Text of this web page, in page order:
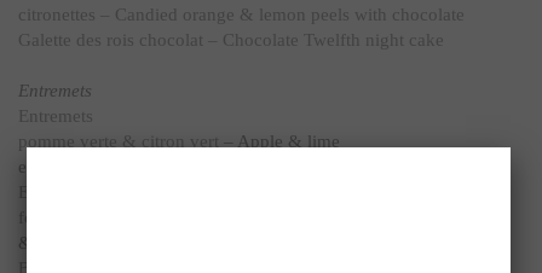
citronettes – Candied orange & lemon peels with chocolate
Galette des rois chocolat – Chocolate Twelfth night cake
Entremets
Entremets
pomme verte & citron vert – Apple & lime
entremets (cake like a mousse)
& praliné, crunchy and molten entremets